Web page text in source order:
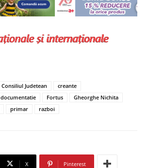
Consiliul Judetean
creante
documentatie Fortus
Gheorghe Nichita
primar razboi
X Pinterest